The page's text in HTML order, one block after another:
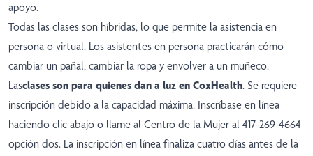
apoyo.
Todas las clases son híbridas, lo que permite la asistencia en
persona o virtual. Los asistentes en persona practicarán cómo
cambiar un pañal, cambiar la ropa y envolver a un muñeco.
Lasclases son para quienes dan a luz en CoxHealth. Se requiere
inscripción debido a la capacidad máxima. Inscríbase en línea
haciendo clic abajo o llame al Centro de la Mujer al 417-269-4664
opción dos. La inscripción en línea finaliza cuatro días antes de la